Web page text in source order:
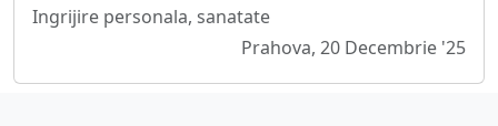
Ingrijire personala, sanatate
Prahova, 20 Decembrie '25